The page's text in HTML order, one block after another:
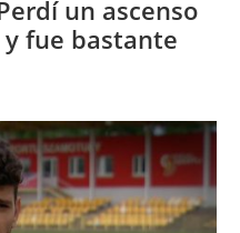
un ascenso
fue bastante